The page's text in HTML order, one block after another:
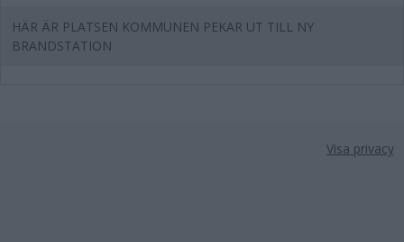
HÄR ÄR PLATSEN KOMMUNEN PEKAR UT TILL NY
BRANDSTATION
Visa privacy